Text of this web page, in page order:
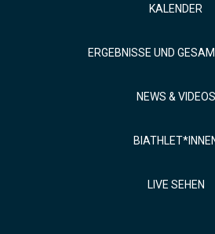
KALENDER
ERGEBNISSE UND
NEWS & VIDEOS
LIVE SEHEN